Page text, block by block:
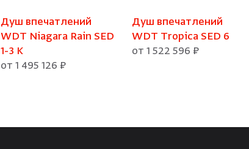
Душ впечатлений
WDT Niagara Rain SED
1-3 K
от 1 495 126 ₽
Душ впечатлений
WDT Tropica SED 6
от 1 522 596 ₽